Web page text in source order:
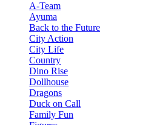
A-Team
Ayuma
Back to the Future
City Action
City Life
Country
Dino Rise
Dollhouse
Dragons
Duck on Call
Family Fun